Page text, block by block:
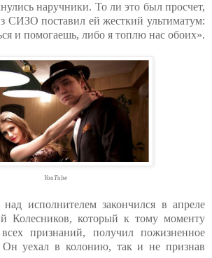
наручники. То ли это был просчет,
СИЗО поставил ей жесткий ультиматум:
и помогаешь, либо я топлю нас обоих».
YouTube
исполнителем закончился в апреле
Колесников, который к тому моменту
признаний, получил пожизненное
уехал в колонию, так и не признав